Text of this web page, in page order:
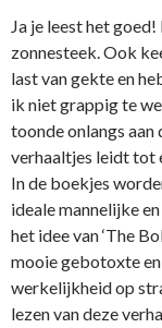
Ja je leest het
zonnesteek. Ook
last van gekte en
ik niet grappig te
toonde onlangs
verhaaltjes leidt tot
In de boekjes
ideale mannelijke
het idee van ‘The
mooie gebotoxte
werkelijkheid op
lezen van deze